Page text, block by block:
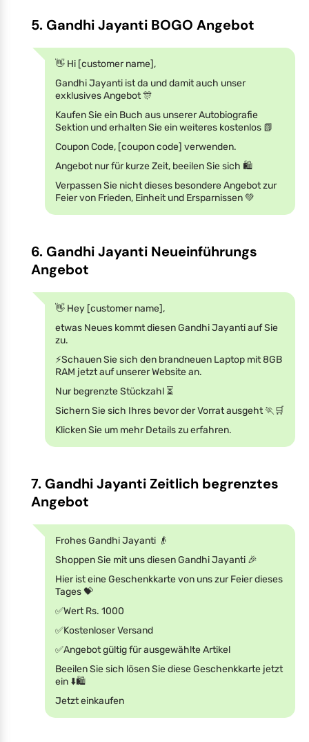
5. Gandhi Jayanti BOGO Angebot
👋 Hi [customer name],
Gandhi Jayanti ist da und damit auch unser
exklusives Angebot 🎊
Kaufen Sie ein Buch aus unserer Autobiografie
Sektion und erhalten Sie ein weiteres kostenlos 📗
Coupon Code, [coupon code] verwenden.
Angebot nur für kurze Zeit, beeilen Sie sich 🛍️
Verpassen Sie nicht dieses besondere Angebot zur
Feier von Frieden, Einheit und Ersparnissen 💚
6. Gandhi Jayanti Neueinführungs
Angebot
👋 Hey [customer name],
etwas Neues kommt diesen Gandhi Jayanti auf Sie
zu.
⚡️Schauen Sie sich den brandneuen Laptop mit 8GB
RAM jetzt auf unserer Website an.
Nur begrenzte Stückzahl ⏳
Sichern Sie sich Ihres bevor der Vorrat ausgeht 🏃🛒
Klicken Sie um mehr Details zu erfahren.
7. Gandhi Jayanti Zeitlich begrenztes
Angebot
Frohes Gandhi Jayanti 👴
Shoppen Sie mit uns diesen Gandhi Jayanti 🎉
Hier ist eine Geschenkkarte von uns zur Feier dieses
Tages 💝
✅Wert Rs. 1000
✅Kostenloser Versand
✅Angebot gültig für ausgewählte Artikel
Beeilen Sie sich lösen Sie diese Geschenkkarte jetzt
ein ⬇️🛍️
Jetzt einkaufen